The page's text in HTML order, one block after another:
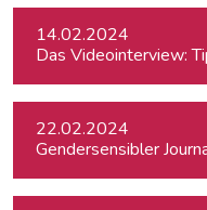
14.02.2024
Das Videointerview:
22.02.2024
Gendersensibler